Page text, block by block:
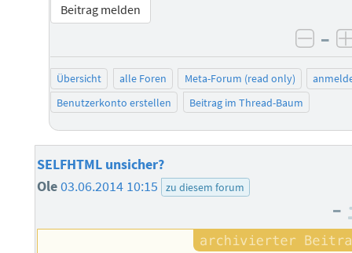
Beitrag melden
–
Übersicht alle Foren Meta-Forum (read only)
Benutzerkonto erstellen
Beitrag im Thread-Baum
SELFHTML unsicher?
Ole03.06.2014 10:15 zu diesem forum
–